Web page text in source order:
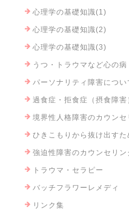
心理学の基礎知識(1)
心理学の基礎知識(2)
心理学の基礎知識(3)
うつ・トラウマなど心の病
パーソナリティ障害につい
過食症・拒食症（摂食障
境界性人格障害のカウンセ
ひきこもりから抜け出す
強迫性障害のカウンセリン
トラウマ・セラピー
バッチフラワーレメディ
リンク集